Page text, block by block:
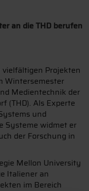
an die THD berufen
Projekten
Wintersemester
Medientechnik der
(THD). Als Experte
und
Systeme widmet er
der Forschung in
Mellon University
Italiener an
im Bereich